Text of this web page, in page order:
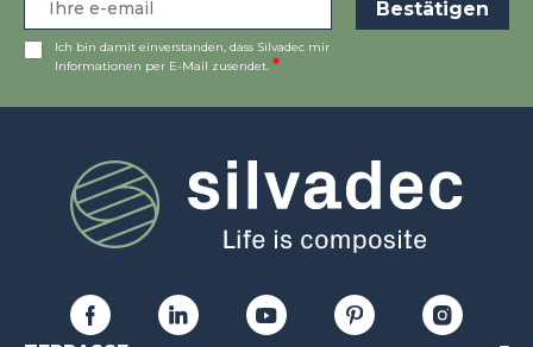
Ich bin damit einverstanden, dass Silvadec mir
Informationen per E-Mail zusendet.